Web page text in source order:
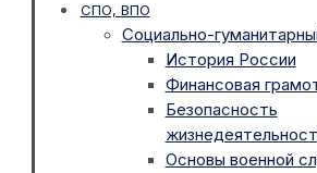
СПО, ВПО
Социально-
История России
Финансовая
Безопасность
Основы военной